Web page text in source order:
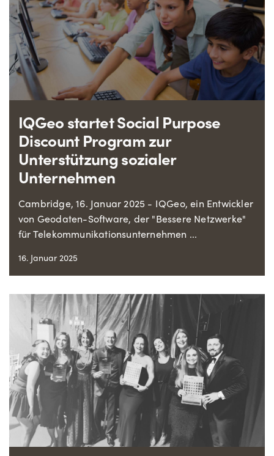
IQGeo startet Social Purpose
Discount Program zur
Unterstützung sozialer
Unternehmen
Cambridge, 16. Januar 2025 - IQGeo, ein Entwickler
von Geodaten-Software, der "Bessere Netzwerke"
für Telekommunikationsunternehmen ...
16. Januar 2025